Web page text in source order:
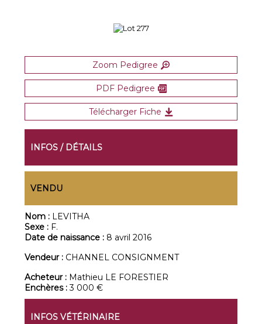
Zoom Pedigree
PDF Pedigree
Télécharger Fiche
INFOS / DÉTAILS
VENDU
Nom : LEVITHA
Sexe : F.
Date de naissance : 8 avril 2016
Vendeur : CHANNEL CONSIGNMENT
Acheteur : Mathieu LE FORESTIER
Enchères :3 000 €
INFOS VÉTÉRINAIRE